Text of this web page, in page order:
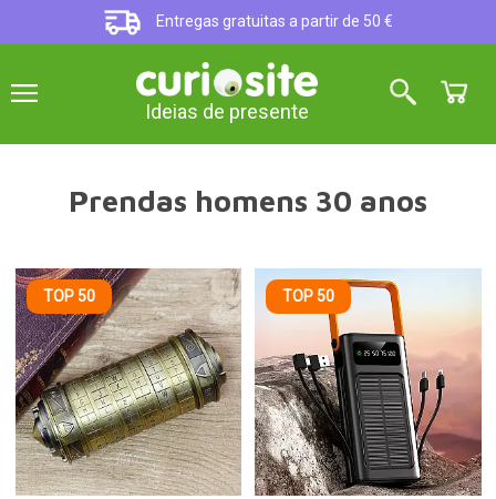
Entregas gratuitas a partir de 50 €
Ideias de presente
Prendas homens 30 anos
TOP 50 TOP 50